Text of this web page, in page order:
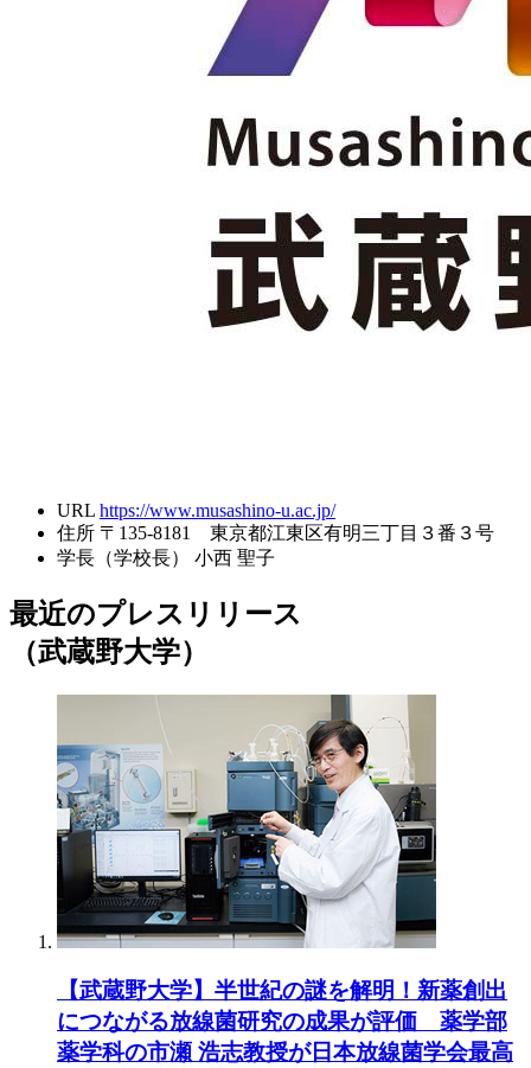
URL https://www.musashino-u.ac.jp/
住所 〒135-8181 東京都江東区有明三丁目３番３号
学長（学校長）
小西 聖子
最近のプレスリリース
（武蔵野大学）
【武蔵野大学】半世紀の謎を解明！新薬創出
につながる放線菌研究の成果が評価 薬学部
薬学科の市瀬 浩志教授が日本放線菌学会最高